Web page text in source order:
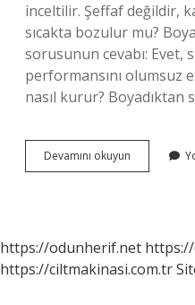
inceltilir. Şeffaf değildir,
sıcakta bozulur mu?
sorusunun cevabı: Evet,
performansını olumsuz
nasıl kurur? Boyadıktan
Devamını okuyun
Boya
https://odunherif.net
https://ciltmakinasi.com.tr